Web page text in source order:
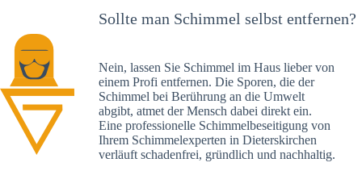
Sollte man Schimmel selbst entfernen?
Nein, lassen Sie Schimmel im Haus lieber von
einem Profi entfernen. Die Sporen, die der
Schimmel bei Berührung an die Umwelt
abgibt, atmet der Mensch dabei direkt ein.
Eine professionelle Schimmelbeseitigung von
Ihrem Schimmelexperten in Dieterskirchen
verläuft schadenfrei, gründlich und nachhaltig.